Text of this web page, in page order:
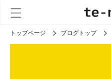
トップページ ブログトップ